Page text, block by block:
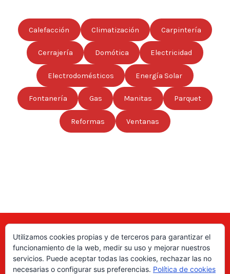
Calefacción Climatización Carpintería
Cerrajería Domótica Electricidad
Electrodomésticos Energía Solar
Fontanería Gas Manitas Parquet
Reformas Ventanas
Aquí puede encontrar las direcciones de empresas, autónomos,
fabricantes locales, asociaciones, etc; de todo el país. ¡Valore sus
productos y servicios para ayudar a los usuarios a tomar la decisión
Utilizamos cookies propias y de terceros para garantizar el
funcionamiento de la web, medir su uso y mejorar nuestros
servicios. Puede aceptar todas las cookies, rechazar las no
necesarias o configurar sus preferencias. Política de cookies